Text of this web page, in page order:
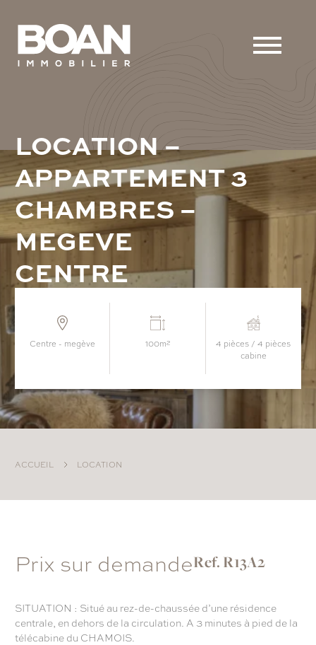
LOCATION–
APPARTEMENT3
CHAMBRES –
MEGEVE
CENTRE
centre - megève 100m²
4 pièces / 4 pièces
cabine
ACCUEIL LOCATION
Prix sur demandeRef. R13A2
SITUATION : Situé au rez-de-chaussée d’une résidence
centrale, en dehors de la circulation. A 3 minutes à pied de la
télécabine du CHAMOIS.